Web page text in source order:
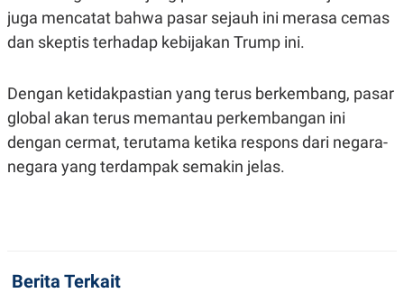
juga mencatat bahwa pasar sejauh ini merasa cemas
dan skeptis terhadap kebijakan Trump ini.
Dengan ketidakpastian yang terus berkembang, pasar
global akan terus memantau perkembangan ini
dengan cermat, terutama ketika respons dari negara-
negara yang terdampak semakin jelas.
Berita Terkait